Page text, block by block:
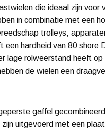
die ideaal zijn voor
in combinatie met een
trolleys,
hardheid van 80 shore
lage rolweerstand heeft op
de wielen een
gaffel
uitgevoerd met een